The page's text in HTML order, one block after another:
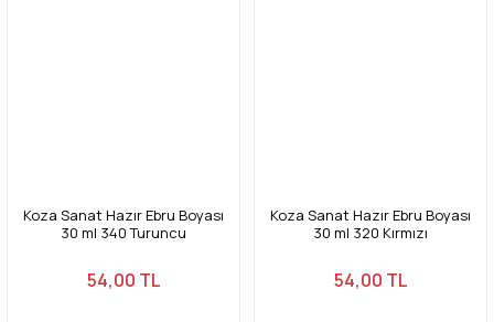
Koza Sanat Hazır Ebru Boyası
30 ml 340 Turuncu
54,00 TL
Koza Sanat Hazır Ebru Boyası
30 ml 320 Kırmızı
54,00 TL